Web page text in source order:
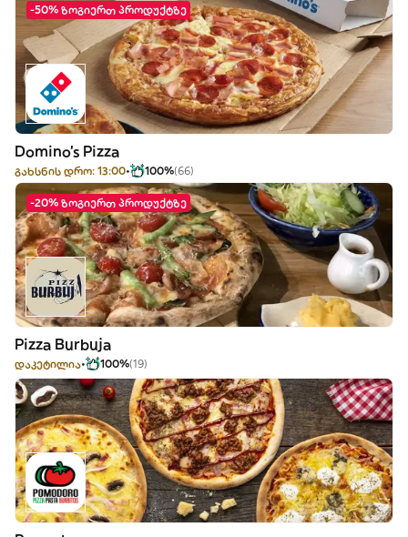
-50% ზოგიერთ პროდუქტზე
Domino's Pizza
გახსნის დრო: 13:00 100%(66)
-20% ზოგიერთ პროდუქტზე
Pizza Burbuja
დაკეტილია 100%(19)